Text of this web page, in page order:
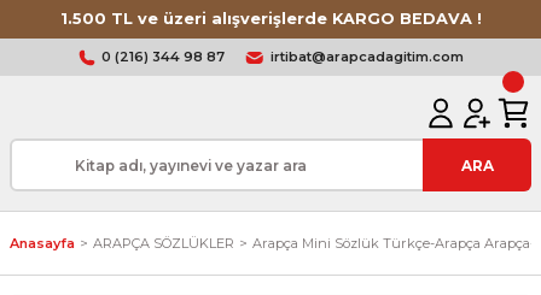
1.500 TL ve üzeri alışverişlerde KARGO BEDAVA !
0 (216) 344 98 87 irtibat@arapcadagitim.com
ARA
Anasayfa ARAPÇA SÖZLÜKLER Arapça Mini Sözlük Türkçe-Arapça Arapça-